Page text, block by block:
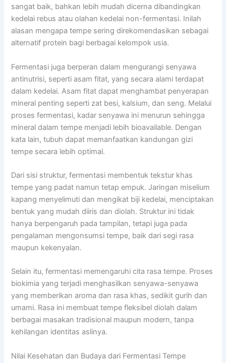
sangat baik, bahkan lebih mudah dicerna dibandingkan
kedelai rebus atau olahan kedelai non-fermentasi. Inilah
alasan mengapa tempe sering direkomendasikan sebagai
alternatif protein bagi berbagai kelompok usia.
Fermentasi juga berperan dalam mengurangi senyawa
antinutrisi, seperti asam fitat, yang secara alami terdapat
dalam kedelai. Asam fitat dapat menghambat penyerapan
mineral penting seperti zat besi, kalsium, dan seng. Melalui
proses fermentasi, kadar senyawa ini menurun sehingga
mineral dalam tempe menjadi lebih bioavailable. Dengan
kata lain, tubuh dapat memanfaatkan kandungan gizi
tempe secara lebih optimal.
Dari sisi struktur, fermentasi membentuk tekstur khas
tempe yang padat namun tetap empuk. Jaringan miselium
kapang menyelimuti dan mengikat biji kedelai, menciptakan
bentuk yang mudah diiris dan diolah. Struktur ini tidak
hanya berpengaruh pada tampilan, tetapi juga pada
pengalaman mengonsumsi tempe, baik dari segi rasa
maupun kekenyalan.
Selain itu, fermentasi memengaruhi cita rasa tempe. Proses
biokimia yang terjadi menghasilkan senyawa-senyawa
yang memberikan aroma dan rasa khas, sedikit gurih dan
umami. Rasa ini membuat tempe fleksibel diolah dalam
berbagai masakan tradisional maupun modern, tanpa
kehilangan identitas aslinya.
Nilai Kesehatan dan Budaya dari Fermentasi Tempe